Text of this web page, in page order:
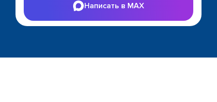
Написать в MAX